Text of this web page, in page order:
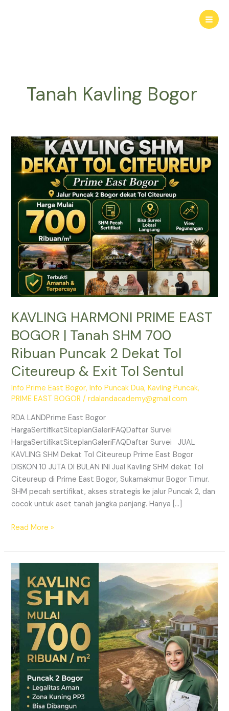
Tanah Kavling Bogor
KAVLING HARMONI PRIME EAST
BOGOR | Tanah SHM 700
Ribuan Puncak 2 Dekat Tol
Citeureup & Exit Tol Sentul
Info Prime East Bogor,Info Puncak Dua,Kavling Puncak,
PRIME EAST BOGOR /rdalandacademy@gmail.com
RDA LANDPrime East Bogor
HargaSertifikatSiteplanGaleriFAQDaftar Survei
HargaSertifikatSiteplanGaleriFAQDaftar Survei JUAL
KAVLING SHM Dekat Tol Citeureup Prime East Bogor
DISKON 10 JUTA DI BULAN INI Jual Kavling SHM dekat Tol
Citeureup di Prime East Bogor, Sukamakmur Bogor Timur.
SHM pecah sertifikat, akses strategis ke jalur Puncak 2, dan
cocok untuk aset tanah jangka panjang. Hanya […]
KAVLING
HARMONI
PRIME
EAST
Tanah
700
Ribuan
Puncak
Dekat
Citeureup
Exit
Tol
Read More »
HARMONI
PRIME
EAST
BOGOR
–
KAVLING
SHM
LEGAL
DI
PUNCAK
2
BOGOR